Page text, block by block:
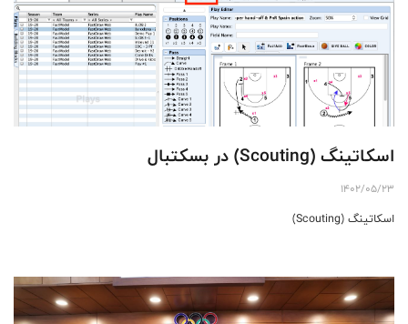
اسکاتینگ (Scouting) در بسکتبال
1402/05/23
اسکاتینگ (Scouting)